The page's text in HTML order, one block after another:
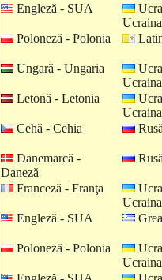
Engleză - SUA
Ucraina
Poloneză - Polonia
Ungară - Ungaria
Ucraina
Letonă - Letonia
Ucraina
Cehă - Cehia
Danemarcă -
Daneză
Franceză - Franţa
Ucraina
Engleză - SUA
Poloneză - Polonia
Ucraina